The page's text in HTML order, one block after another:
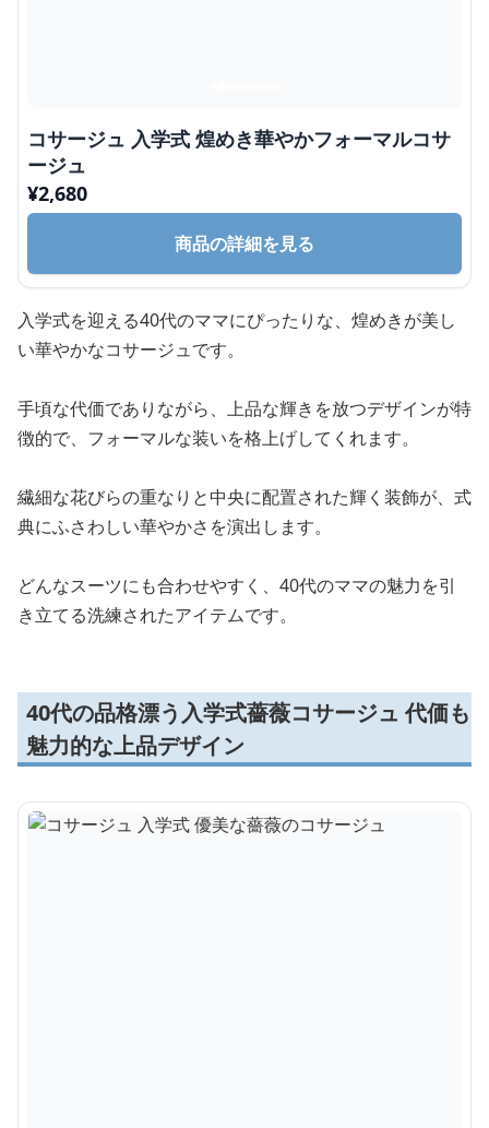
コサージュ 入学式 煌めき華やかフォーマルコサ
ージュ
¥2,680
商品の詳細を見る
入学式を迎える40代のママにぴったりな、煌めきが美し
い華やかなコサージュです。
手頃な代価でありながら、上品な輝きを放つデザインが特
徴的で、フォーマルな装いを格上げしてくれます。
繊細な花びらの重なりと中央に配置された輝く装飾が、式
典にふさわしい華やかさを演出します。
どんなスーツにも合わせやすく、40代のママの魅力を引
き立てる洗練されたアイテムです。
40代の品格漂う入学式薔薇コサージュ 代価も
魅力的な上品デザイン